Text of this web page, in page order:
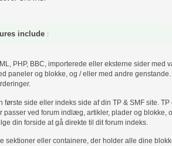
include :
PHP, BBC, importerede eller eksterne sider
paneler og blokke, og / eller med andre
første side eller indeks side af din TP & SMF site.
passer ved forum indlæg, artikler, plader og blokke,
din forside at gå direkte til dit forum indeks.
sektioner eller containere, der holder alle dine